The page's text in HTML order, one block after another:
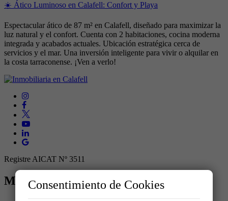
☀️ Ático Luminoso en Calafell: Confort y Playa
Espectacular ático de 87 m² en Calafell, diseñado para maximizar la
luz natural y el confort. Cuenta con 2 habitaciones, cocina moderna
integrada y acabados actuales. Ubicación estratégica cerca de
servicios y el mar. Una inversión inteligente para vivir o alquilar en
la costa tarraconense. ¡Ven a verlo!
Registre AICAT Nº 3511
MENÚConsentimiento de Cookies